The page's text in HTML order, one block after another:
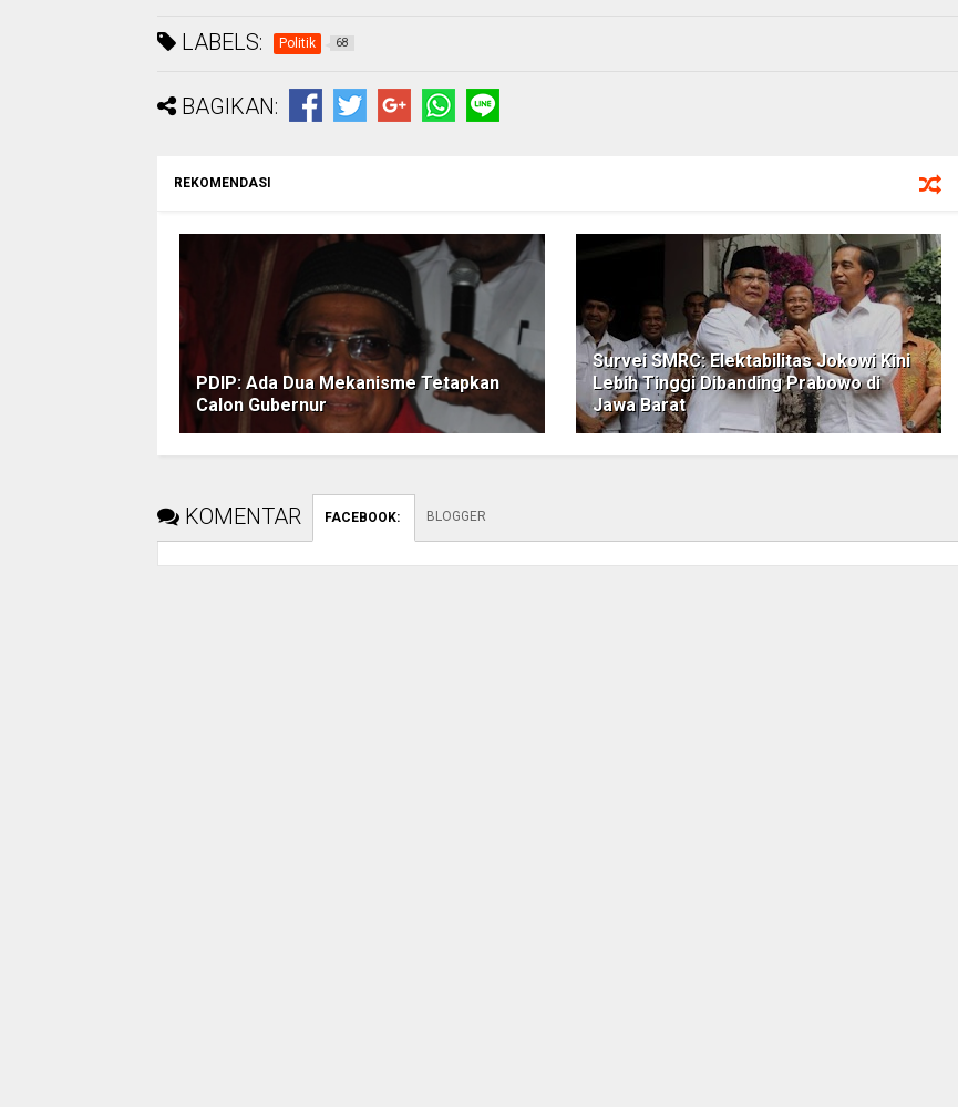
LABELS: Politik 68
BAGIKAN:
REKOMENDASI
PDIP: Ada Dua Mekanisme Tetapkan
Calon Gubernur
Survei SMRC: Elektabilitas Jokowi Kini
Lebih Tinggi Dibanding Prabowo di
Jawa Barat
KOMENTAR FACEBOOK: BLOGGER